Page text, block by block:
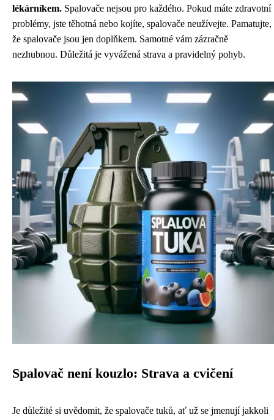
lékárníkem. Spalovače nejsou pro každého. Pokud máte zdravotní
problémy, jste těhotná nebo kojíte, spalovače neužívejte. Pamatujte,
že spalovače jsou jen doplňkem. Samotné vám zázračně
nezhubnou. Důležitá je vyvážená strava a pravidelný pohyb.
Spalovač není kouzlo: Strava a cvičení
Je důležité si uvědomit, že spalovače tuků, ať už se jmenují jakkoli